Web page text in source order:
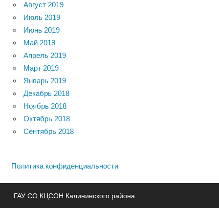
Август 2019
Июль 2019
Июнь 2019
Май 2019
Апрель 2019
Март 2019
Январь 2019
Декабрь 2018
Ноябрь 2018
Октябрь 2018
Сентябрь 2018
Политика конфиденциальности
ГАУ СО КЦСОН Калининского района